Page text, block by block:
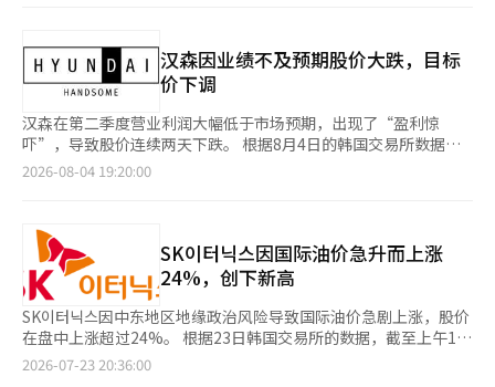
和库存精简工作，正在度过最困难的时期。现在是再次关注百货商
店和免税业务基本面的时机。”※ 本报道经人工智能（AI）系统翻
译与编辑。
示：“如果按照GS集团的公告，到2028年将建设1.2GW级的数据
中心，那么在不到三年的时间里，预计将发出约10万亿韩元的施工
订单。”他分析称：“这将为GS建設带来前所未有的订单和业绩
动能。” 他还指出：“GS建設正在通过越南宁顺2号项目，首次进
军海外核电业务。目前已作为非周期间施工单位支持由韩国水力发
电主导的团队，预计年内将公布结果。” 此外，他提到：“GS建
設在经历仁川检丹事件后，重新成为住宅整治市场的强者。去年在
年以75000亿韩元的业绩排名第二（第一名为现代建设，77000亿
韩元）。” BNK投资证券基于这一增长动能，维持了对GS建設的
目标股价为50000韩元及“买入”的投资评级。※ 本报道经人工智
能（AI）系统翻译与编辑。
汉森因业绩不及预期股价大跌，目标
价下调
汉森在第二季度营业利润大幅低于市场预期，出现了“盈利惊
吓”，导致股价连续两天下跌。 根据8月4日的韩国交易所数据，
截至上午9时41分，汉森在证券市场的交易价格为每股1万6100韩
连续两天表现疲软。 股价下跌被认为是由于第二季度业绩不佳所
致。汉森在前一天的公告中表示，按合并口径计算，第二季度营业
利润为46亿韩元，同比增长518.6%。同期销售额初步统计为3632
亿韩元，同比增长7.4%。虽然销售额符合市场预期，但营业利润
却低于市场预期的115亿韩元约60%。 因此，证券公司根据业绩不
佳下调了目标股价。兴国证券将2026年至2027年的收益预测下
调，目标股价从原来的3万3000韩元降至2万7000韩元。不过，投
资评级仍维持在“买入”。 兴国证券研究员朴钟烈表示：“汉森
2026-08-04 19:20:00
SK이터닉스因国际油价急升而上涨
24%，创下新高
SK이터닉스因中东地区地缘政治风险导致国际油价急剧上涨，股价
在盘中上涨超过24%。 根据23日韩国交易所的数据，截至上午11
时13分，SK이터닉斯的股价较前一交易日上涨了1万5300韩元
2026-07-23 20:36:00